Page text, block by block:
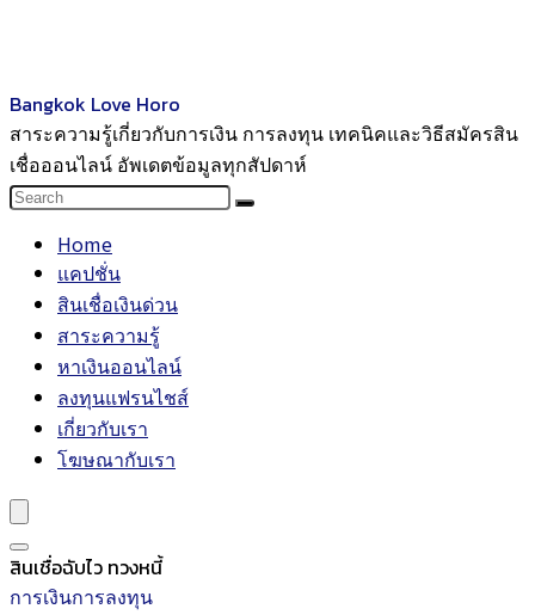
Bangkok Love Horo
สาระความรู้เกี่ยวกับการเงิน การลงทุน เทคนิคและวิธีสมัครสิน
เชื่อออนไลน์ อัพเดตข้อมูลทุกสัปดาห์
Home
แคปชั่น
สินเชื่อเงินด่วน
สาระความรู้
หาเงินออนไลน์
ลงทุนแฟรนไชส์
เกี่ยวกับเรา
โฆษณากับเรา
สินเชื่อฉับไว ทวงหนี้
การเงินการลงทุน